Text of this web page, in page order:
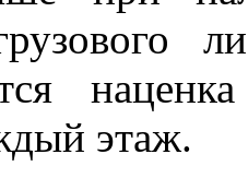
этаж.